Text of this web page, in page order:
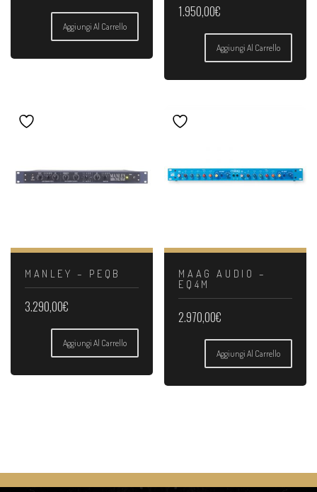
Aggiungi Al Carrello
1.950,00€
Aggiungi Al Carrello
MANLEY – PEQB
3.290,00€
Aggiungi Al Carrello
MAAG AUDIO –
EQ4M
2.970,00€
Aggiungi Al Carrello